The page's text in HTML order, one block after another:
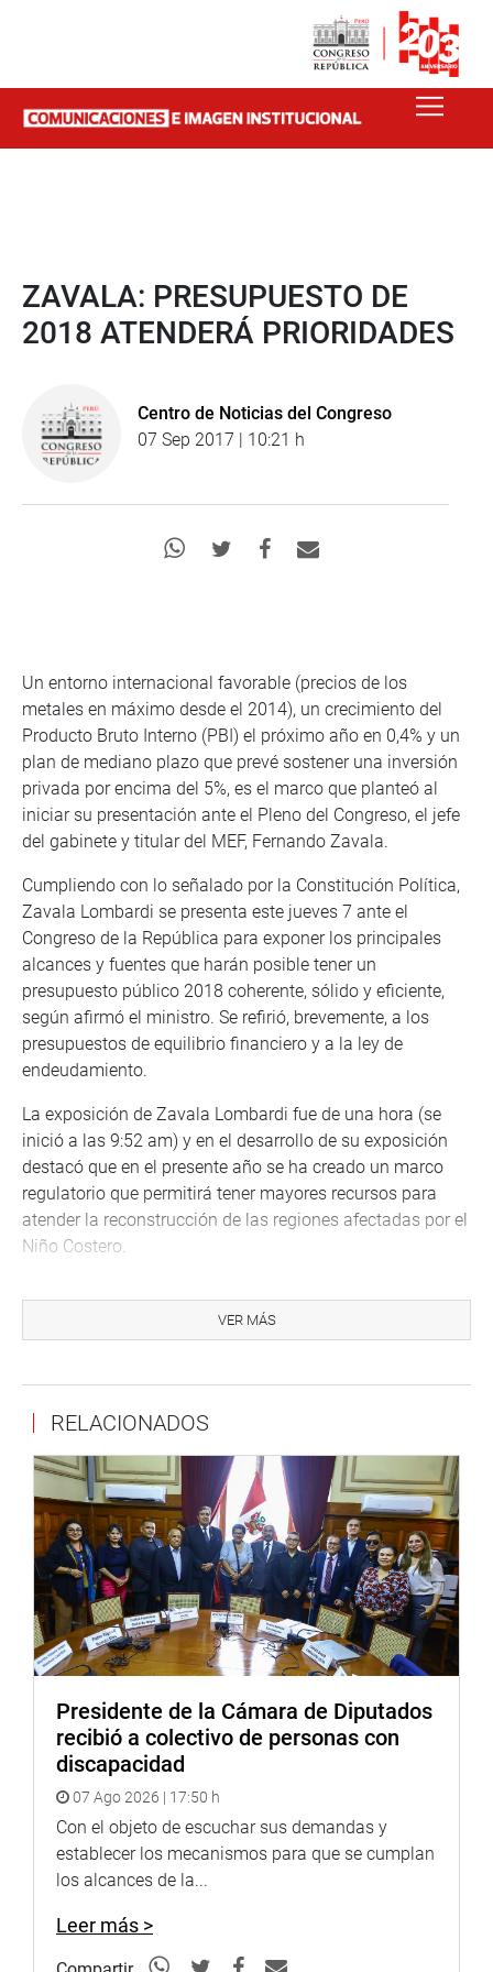
ZAVALA: PRESUPUESTO DE
2018 ATENDERÁ PRIORIDADES
Centro de Noticias del Congreso
07 Sep 2017 | 10:21 h
Un entorno internacional favorable (precios de los
metales en máximo desde el 2014), un crecimiento del
Producto Bruto Interno (PBI) el próximo año en 0,4% y un
plan de mediano plazo que prevé sostener una inversión
privada por encima del 5%, es el marco que planteó al
iniciar su presentación ante el Pleno del Congreso, el jefe
del gabinete y titular del MEF, Fernando Zavala.
Cumpliendo con lo señalado por la Constitución Política,
Zavala Lombardi se presenta este jueves 7 ante el
Congreso de la República para exponer los principales
alcances y fuentes que harán posible tener un
presupuesto público 2018 coherente, sólido y eficiente,
según afirmó el ministro. Se refirió, brevemente, a los
presupuestos de equilibrio financiero y a la ley de
endeudamiento.
La exposición de Zavala Lombardi fue de una hora (se
inició a las 9:52 am) y en el desarrollo de su exposición
destacó que en el presente año se ha creado un marco
regulatorio que permitirá tener mayores recursos para
atender la reconstrucción de las regiones afectadas por el
Niño Costero.
una inversión privada sostenida y por encima de un 5% a
través de cuatro ejes: el plan bicentenario de
administrativa y calidad regulatoria, y el desarrollo
Zavala dio un panorama positivo de lo que vendrá en el
2018 y su visión destacó el desarrollo de la inversión
privada y un “despliegue significativo” de la
infraestructura a través de tres grandes proyectos por
ejecutar el próximo año (el anillo vial periférico, el parque
industrial de Ancón y la masificación del uso del gas
natural) entre otros más que se ejecutarán hasta el 2021.
su ritmo de crecimiento de 2,8% en el presente año, a 4%
en el 2018 a través de una mayor inversión pública,
especialmente por el dinamismo que impondrán la
reconstrucción, la infraestructura para los próximos
Juegos Panamericanos, el despliegue de la inversión en
minería y la aceleración del consumo.
fiscales para financiar el impulso fiscal y asegurar un
déficit fiscal de 3,5% del PBI, precisando cuatro ejes que
VER MÁS
RELACIONADOS
Presidente de la Cámara de Diputados
recibió a colectivo de personas con
discapacidad
07 Ago 2026 | 17:50 h
Con el objeto de escuchar sus demandas y
establecer los mecanismos para que se cumplan
los alcances de la...
Leer más >